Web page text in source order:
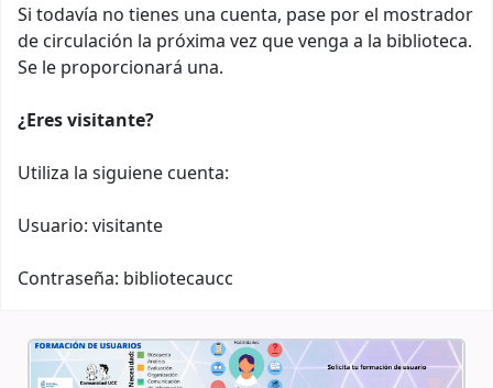
Si todavía no tienes una cuenta, pase por el mostrador
de circulación la próxima vez que venga a la biblioteca.
Se le proporcionará una.
¿Eres visitante?
Utiliza la siguiene cuenta:
Usuario: visitante
Contraseña: bibliotecaucc